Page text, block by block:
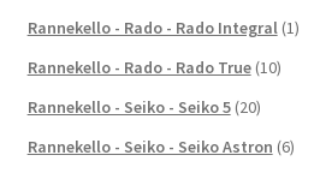
Rannekello - Rado - Rado Integral (1)
Rannekello - Rado - Rado True (10)
Rannekello - Seiko - Seiko 5 (20)
Rannekello - Seiko - Seiko Astron (6)